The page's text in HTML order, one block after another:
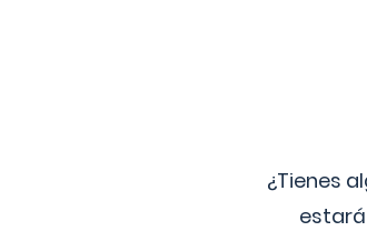
¿Tienes